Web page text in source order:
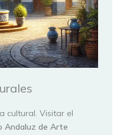
cultural. Visitar el
Andaluz de Arte